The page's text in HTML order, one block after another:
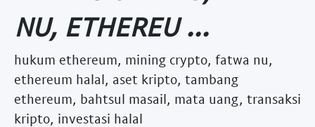
NU, ETHEREU ...
hukum ethereum, mining crypto, fatwa nu,
ethereum halal, aset kripto, tambang
ethereum, bahtsul masail, mata uang, transaksi
kripto, investasi halal